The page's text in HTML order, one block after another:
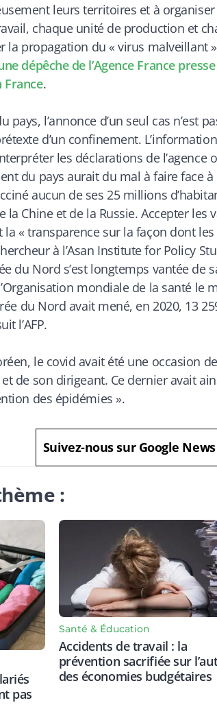
leurs territoires et à
chaque unité de production et
la propagation du « virus malveillant
dépêche de l’Agence France
France.
pays, l’annonce d’un seul cas n’est
d’un confinement.
les déclarations de l’agence
du pays aurait du mal à faire face
aucun de ses 25 millions
la Chine et de la Russie. Accepter
la « transparence sur la façon dont
à l’Asan Institute for Policy
du Nord s’est longtemps vantée de
mondiale de la santé le
du Nord avait mené, en 2020, 13
l’AFP.
le covid avait été une occasion
de son dirigeant. Ce dernier avait
des épidémies ».
Suivez-nous sur Google News
:
pas
Santé & Éducation
Accidents de travail : la
prévention sacrifiée sur
des économies budgétaires